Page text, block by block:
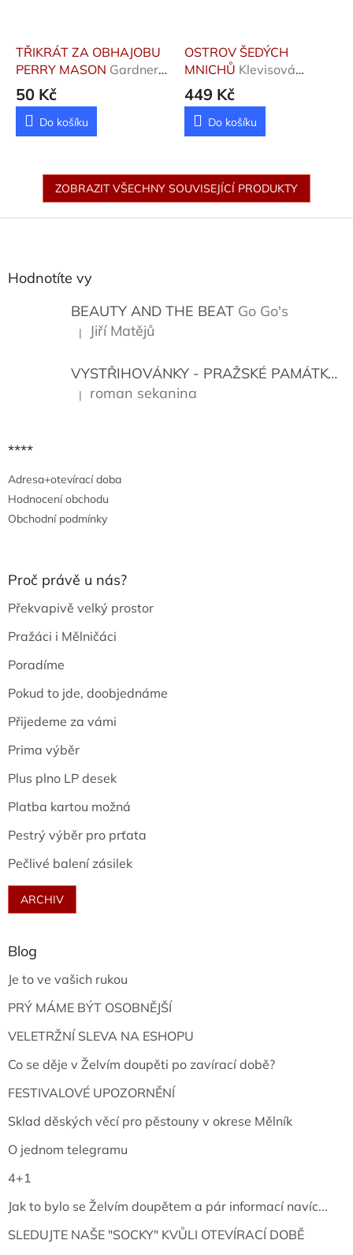
TŘIKRÁT ZA OBHAJOBU
PERRY MASON Gardner
Erle Stanley
50 Kč
Do košíku
OSTROV ŠEDÝCH
MNICHŮ Klevisová
Michaela
449 Kč
Do košíku
ZOBRAZIT VŠECHNY SOUVISEJÍCÍ PRODUKTY
Hodnotíte vy
BEAUTY AND THE BEAT Go Go's
Hodnocení produktu je 5 z 5 hvězdiček.
| Jiří Matějů
VYSTŘIHOVÁNKY - PRAŽSKÉ PAMÁTKY
Hodnocení produktu je 5 z 5 hvězdiček.
| roman sekanina
****
Adresa+otevírací doba
Hodnocení obchodu
Obchodní podmínky
Proč právě u nás?
Překvapivě velký prostor
Pražáci i Mělničáci
Poradíme
Pokud to jde, doobjednáme
Přijedeme za vámi
Prima výběr
Plus plno LP desek
Platba kartou možná
Pestrý výběr pro prťata
Pečlivé balení zásilek
ARCHIV
Blog
Je to ve vašich rukou
PRÝ MÁME BÝT OSOBNĚJŠÍ
VELETRŽNÍ SLEVA NA ESHOPU
Co se děje v Želvím doupěti po zavírací době?
FESTIVALOVÉ UPOZORNĚNÍ
Sklad děských věcí pro pěstouny v okrese Mělník
O jednom telegramu
4+1
Jak to bylo se Želvím doupětem a pár informací navíc...
SLEDUJTE NAŠE "SOCKY" KVŮLI OTEVÍRACÍ DOBĚ